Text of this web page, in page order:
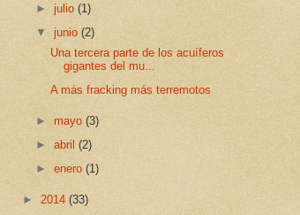
►julio(1)
▼junio(2)
Una tercera parte de los acuíferos
gigantes del mu...
A más fracking más terremotos
►mayo(3)
►abril(2)
►enero(1)
► 2014 (33)